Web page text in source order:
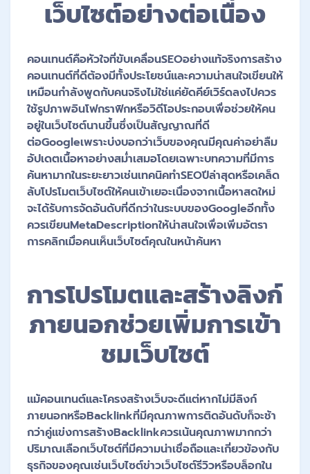
เว็บไซต์อย่างต่อเนื่อง
คอนเทนต์คือหัวใจที่ขับเคลื่อนSEOอย่างแท้จริงการสร้าง
คอนเทนต์ที่ดีต้องมีทั้งประโยชน์และความน่าสนใจเขียนให้
เหมือนกำลังพูดกับคนจริงไม่ใช่แค่ยัดคีย์เวิร์ดลงไปควร
ใช้รูปภาพอินโฟกราฟิกหรือวิดีโอประกอบเพื่อช่วยให้คน
อยู่ในเว็บไซต์นานขึ้นซึ่งเป็นสัญญาณที่ดี
ต่อGoogleเพราะบ่งบอกว่าเว็บของคุณมีคุณค่าอย่าลืม
อัปเดตเนื้อหาอย่างสม่ำเสมอโดยเฉพาะบทความที่มีการ
ค้นหามากในระยะยาวเช่นเทคนิคทำSEOปีล่าสุดหรือเคล็ด
ลับโปรโมตเว็บไซต์ให้คนเข้าเยอะเนื่องจากเนื้อหาสดใหม่
จะได้รับการจัดอันดับที่ดีกว่าในระบบของGoogleอีกทั้ง
ควรเขียนMetaDescriptionให้น่าสนใจเพื่อเพิ่มอัตรา
การคลิกเมื่อคนเห็นเว็บไซต์คุณในหน้าค้นหา
การโปรโมตและสร้างลิงก์
ภายนอกช่วยเพิ่มการเข้า
ชมเว็บไซต์
แม้คอนเทนต์และโครงสร้างเว็บจะดีแต่หากไม่มีลิงก์
ภายนอกหรือBacklinkที่มีคุณภาพการติดอันดับก็จะช้า
กว่าคู่แข่งการสร้างBacklinkควรเน้นคุณภาพมากกว่า
ปริมาณเลือกเว็บไซต์ที่มีความน่าเชื่อถือและเกี่ยวข้องกับ
ธุรกิจของคุณเช่นเว็บไซต์ข่าวเว็บไซต์รีวิวหรือบล็อกใน